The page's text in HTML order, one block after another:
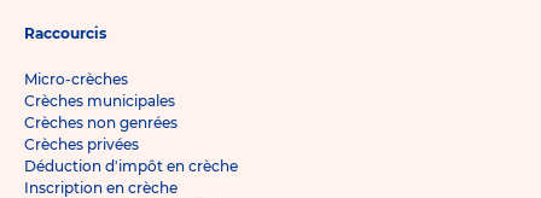
Raccourcis
Micro-crèches
Crèches municipales
Crèches non genrées
Crèches privées
Déduction d'impôt en crèche
Inscription en crèche